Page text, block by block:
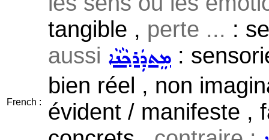
French :
tangible , perte ... :
aussi ܡܸܬܕܲܪܟ݂ܵܢܵܐ :
bien réel , non
évident / manifeste ,